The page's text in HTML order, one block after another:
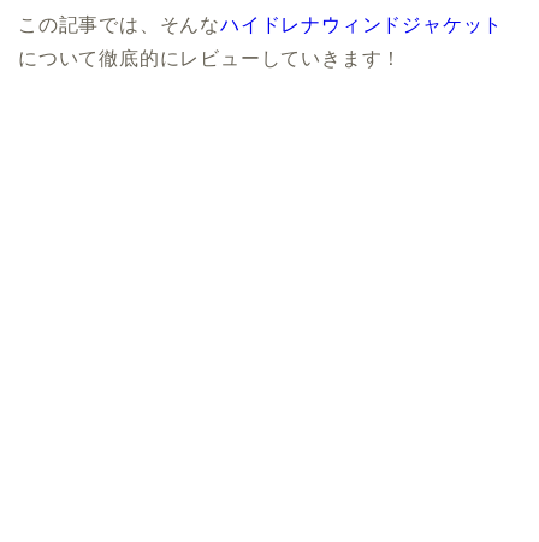
この記事では、そんなハイドレナウィンドジャケット
について徹底的にレビューしていきます！